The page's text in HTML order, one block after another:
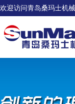
欢迎访问青岛桑玛士机